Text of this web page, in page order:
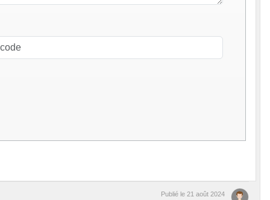
Publié le 21 août 2024